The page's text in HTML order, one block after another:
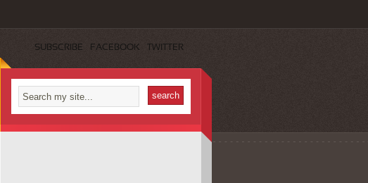
SUBSCRIBE FACEBOOK TWITTER